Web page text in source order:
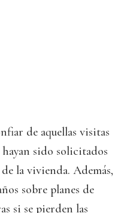
de aquellas visitas
sido solicitados
la vivienda. Además,
sobre planes de
si se pierden las